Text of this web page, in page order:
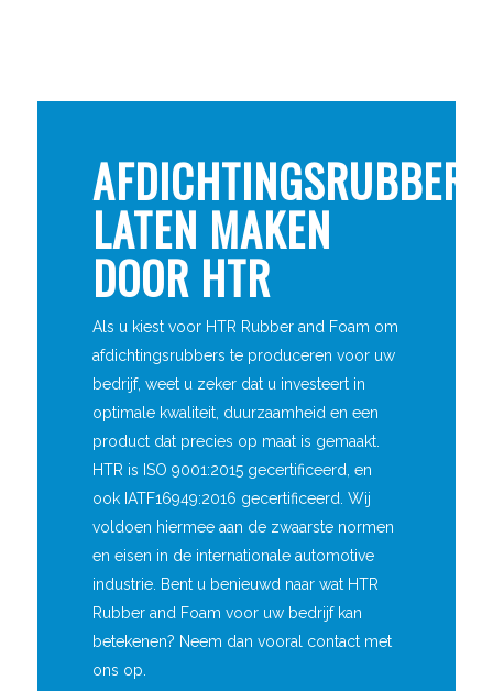
AFDICHTINGSRUBBERS
LATEN MAKEN
DOOR HTR
Als u kiest voor HTR Rubber and Foam om
afdichtingsrubbers te produceren voor uw
bedrijf, weet u zeker dat u investeert in
optimale kwaliteit, duurzaamheid en een
product dat precies op maat is gemaakt.
HTR is ISO 9001:2015 gecertificeerd, en
ook IATF16949:2016 gecertificeerd. Wij
voldoen hiermee aan de zwaarste normen
en eisen in de internationale automotive
industrie. Bent u benieuwd naar wat HTR
Rubber and Foam voor uw bedrijf kan
betekenen? Neem dan vooral contact met
ons op.